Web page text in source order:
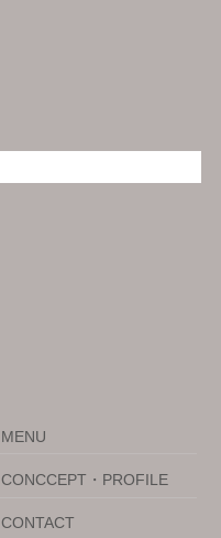
MENU
CONCCEPT・PROFILE
CONTACT